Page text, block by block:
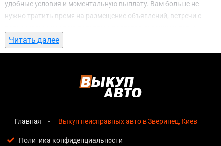
удобные условия и моментальную выплату. Вам больше не
нужно тратить время на размещение объявлений, встречи с
ожидание. С нами вы можете
Зверинец, Киеввсего за 1 день.
неисправных авто в Зверинец, Киев
озвучивается сразу после обращения, без скрытых
Прозрачные условия— все этапы сделки полностью
Читать далее
Главная Выкуп неисправных авто в Зверинец, Киев
Политика конфиденциальности